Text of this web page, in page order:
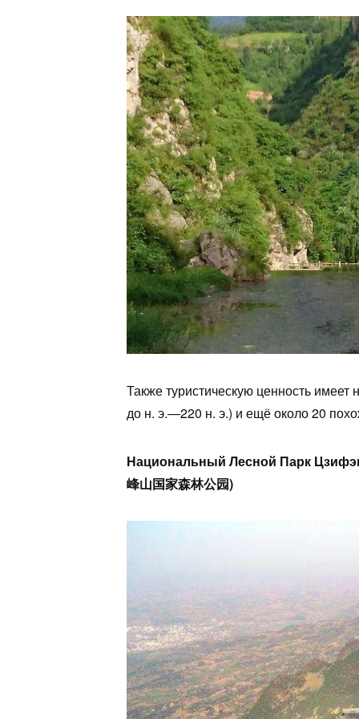
Также туристическую ценность
до н. э.—220 н. э.) и ещё около 20
Национальный Лесной Парк
峰山国家森林公园)